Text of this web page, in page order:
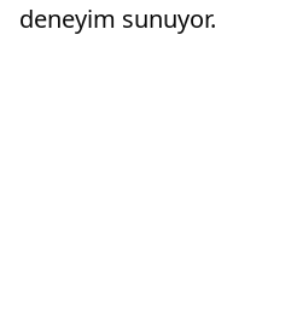
deneyim sunuyor.